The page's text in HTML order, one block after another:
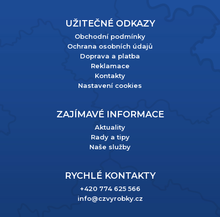
UŽITEČNÉ ODKAZY
Obchodní podmínky
Ochrana osobních údajů
Doprava a platba
Reklamace
Kontakty
Nastavení cookies
ZAJÍMAVÉ INFORMACE
Aktuality
Rady a tipy
Naše služby
RYCHLÉ KONTAKTY
+420 774 625 566
info@czvyrobky.cz